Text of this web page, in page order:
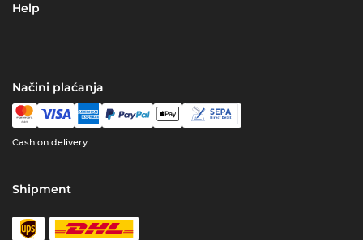
Help
Načini plaćanja
Cash on delivery
Shipment